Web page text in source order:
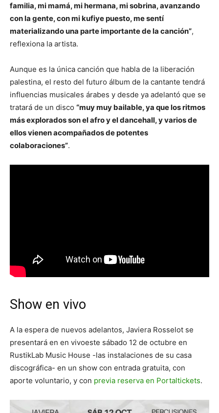
familia, mi mamá, mi hermana, mi sobrina, avanzando
con la gente, con mi kufiye puesto, me sentí
materializando una parte importante de la canción”,
reflexiona la artista.
Aunque es la única canción que habla de la liberación
palestina, el resto del futuro álbum de la cantante tendrá
influencias musicales árabes y desde ya adelantó que se
tratará de un disco “muy muy bailable, ya que los ritmos
más explorados son el afro y el dancehall, y varios de
ellos vienen acompañados de potentes
colaboraciones”.
Show en vivo
A la espera de nuevos adelantos, Javiera Rosselot se
presentará en en vivoeste sábado 12 de octubre en
RustikLab Music House -las instalaciones de su casa
discográfica- en un show con entrada gratuita, con
aporte voluntario, y con previa reserva en Portaltickets.